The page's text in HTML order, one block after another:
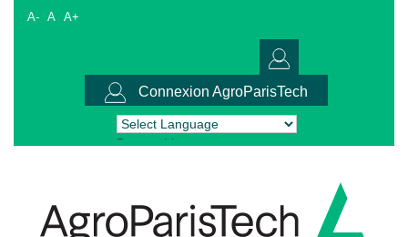
A- A A+
Connexion AgroParisTech
Powered by Translate